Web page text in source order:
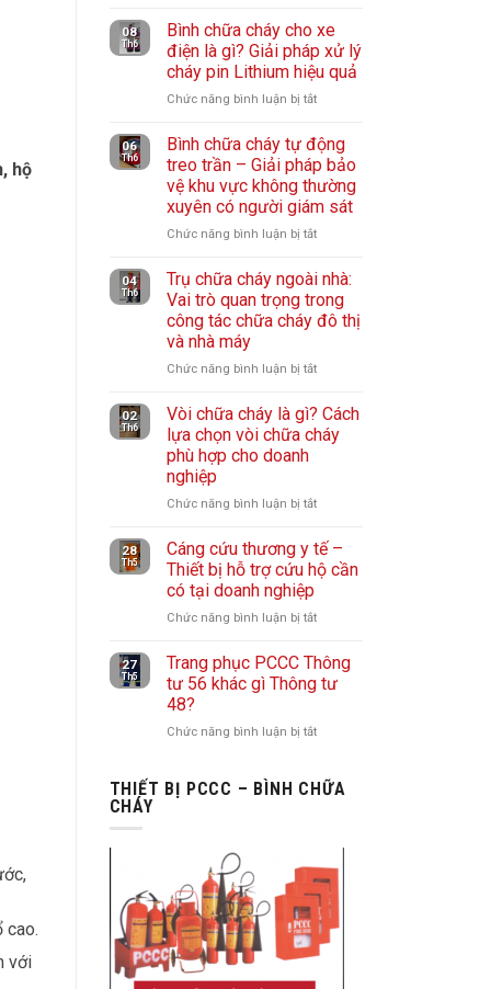
hộ
cao.
với
hấp
người
lao
động
và
phin
lọc:
bảo
vệ
hô
hấp
nạ
chống
khói
hỏa
Thiết
bị
thoát
hiểm
trong
gia
08
Th6
Bình chữa cháy cho xe
điện là gì? Giải pháp xử lý
cháy pin Lithium hiệu quả
Chức năng bình luận bị tắtở
chữa
cháy
cho
xe
điện
gì?
Giải
pháp
pin
Lithium
06
Th6
Bình chữa cháy tự động
treo trần – Giải pháp bảo
vệ khu vực không thường
xuyên có người giám sát
Chức năng bình luận bị tắtở
chữa
cháy
tự
treo
–
Giải
vực
không
giám
sát
04
Th6
Trụ chữa cháy ngoài nhà:
Vai trò quan trọng trong
công tác chữa cháy đô thị
và nhà máy
Chức năng bình luận bị tắtở
chữa
cháy
Vai
quan
trọng
chữa
cháy
máy
02
Th6
Vòi chữa cháy là gì? Cách
lựa chọn vòi chữa cháy
phù hợp cho doanh
nghiệp
Chức năng bình luận bị tắtở
chữa
cháy
gì?
lựa
chọn
hợp
28
Th5
Cáng cứu thương y tế –
Thiết bị hỗ trợ cứu hộ cần
có tại doanh nghiệp
Chức năng bình luận bị tắtở
cứu
thương
tế
bị
hộ
cần
có
tại
27
Th5
Trang phục PCCC Thông
tư 56 khác gì Thông tư
48?
Chức năng bình luận bị tắtở
phục
PCCC
56
khác
gì
Thông
THIẾT BỊ PCCC – BÌNH CHỮA
CHÁY